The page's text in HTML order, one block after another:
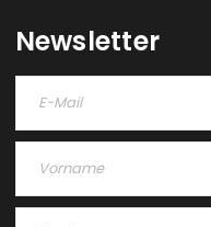
Newsletter